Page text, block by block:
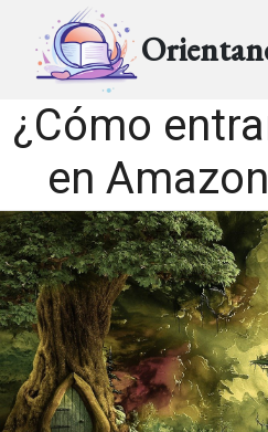
¿Cómo
en